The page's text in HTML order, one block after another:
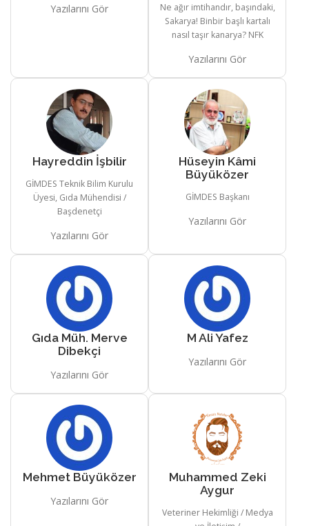
Yazılarını Gör
Ne ağır imtihandır, başındaki,
Sakarya! Binbir başlı kartalı
nasıl taşır kanarya? NFK
Yazılarını Gör
Hayreddin İşbilir
GİMDES Teknik Bilim Kurulu
Üyesi, Gıda Mühendisi /
Başdenetçi
Yazılarını Gör
Hüseyin Kâmi
Büyüközer
GİMDES Başkanı
Yazılarını Gör
Gıda Müh. Merve
Dibekçi
Yazılarını Gör
M Ali Yafez
Yazılarını Gör
Mehmet Büyüközer
Yazılarını Gör
Muhammed Zeki
Aygur
Veteriner Hekimliği / Medya